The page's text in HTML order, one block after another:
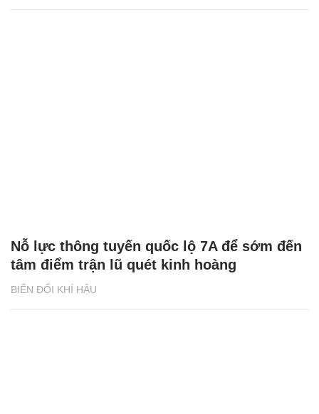
BIẾN ĐỔI KHÍ HẬU
Nỗ lực thông tuyến quốc lộ 7A để sớm đến
tâm điểm trận lũ quét kinh hoàng